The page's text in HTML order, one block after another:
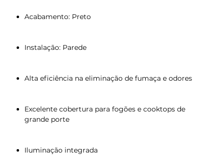
Acabamento: Preto
Instalação: Parede
Alta eficiência na eliminação de fumaça e odores
Excelente cobertura para fogões e cooktops de
grande porte
Iluminação integrada